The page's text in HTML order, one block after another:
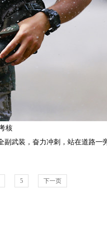
核
武装，奋力冲刺，站在道路一
5 下一页